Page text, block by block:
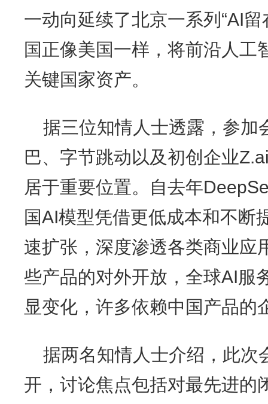
一动向延续了北京一系列“AI
国正像美国一样，将前沿人工
关键国家资产。
据三位知情人士透露，参加
巴、字节跳动以及初创企业
居于重要位置。自去年
国AI模型凭借更低成本和不断
速扩张，深度渗透各类商业应
些产品的对外开放，全球AI服
显变化，许多依赖中国产品的
据两名知情人士介绍，此次
开，讨论焦点包括对最先进的